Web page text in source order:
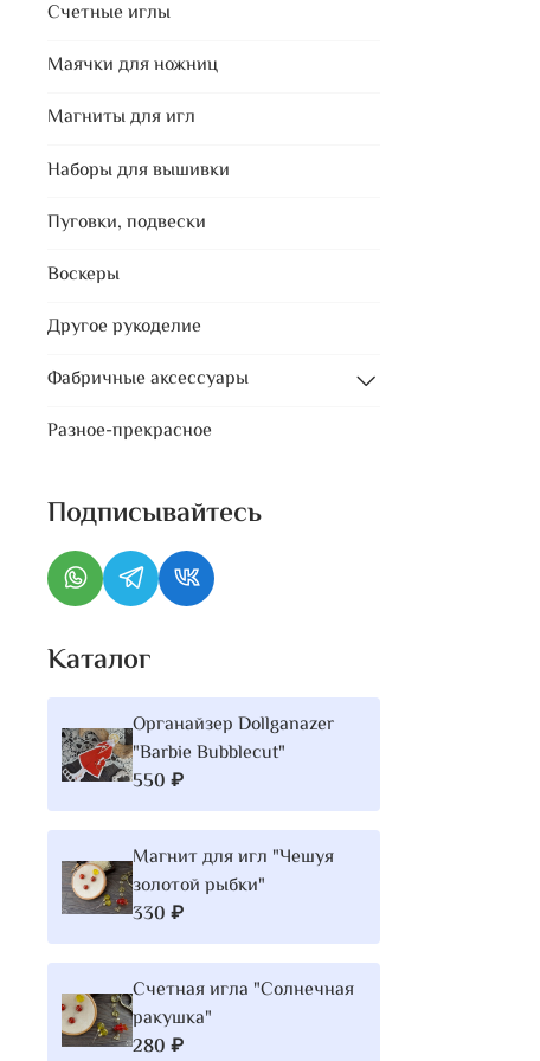
Счетные иглы
Маячки для ножниц
Магниты для игл
Наборы для вышивки
Пуговки, подвески
Воскеры
Другое рукоделие
Фабричные аксессуары
Разное-прекрасное
Подписывайтесь
Каталог
Органайзер Dollganazer
"Barbie Bubblecut"
550 ₽
Магнит для игл "Чешуя
золотой рыбки"
330 ₽
Счетная игла "Солнечная
ракушка"
280 ₽